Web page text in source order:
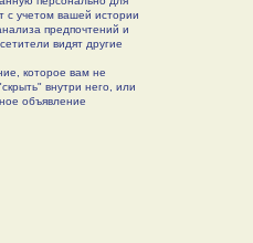
с учетом вашей истории
предпочтений и
видят другие
которое вам не
внутри него, или
объявление